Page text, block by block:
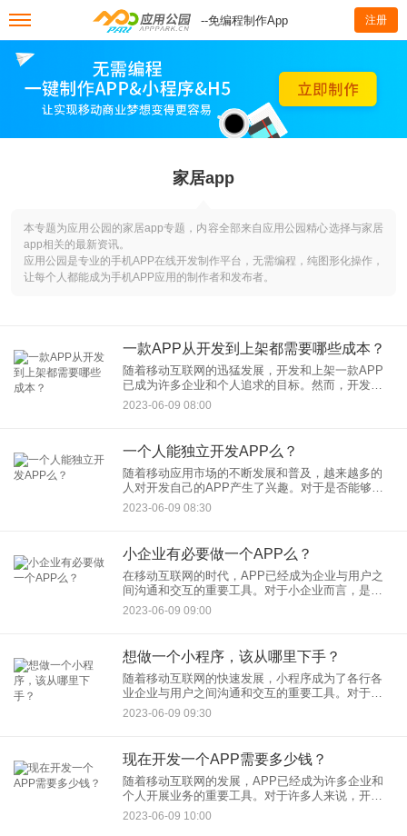
--免编程制作App 注册
家居app
本专题为应用公园的家居app专题，内容全部来自应用公园精心选择与家居
app相关的最新资讯。
应用公园是专业的手机APP在线开发制作平台，无需编程，纯图形化操作，
让每个人都能成为手机APP应用的制作者和发布者。
一款APP从开发到上架都需要哪些成本？
随着移动互联网的迅猛发展，开发和上架一款APP
已成为许多企业和个人追求的目标。然而，开发和
上架一款APP是一个复杂的过程，涉及到多个方面
的成本。下面是一些开发和上架APP时需要考虑的
2023-06-09 08:00
一个人能独立开发APP么？
随着移动应用市场的不断发展和普及，越来越多的
人对开发自己的APP产生了兴趣。对于是否能够独
立开发APP，答案是肯定的。事实上，很多成功的
应用都是由个人开发者或小团队独立完成的。以下
2023-06-09 08:30
小企业有必要做一个APP么？
在移动互联网的时代，APP已经成为企业与用户之
间沟通和交互的重要工具。对于小企业而言，是否
有必要开发一个APP是一个值得探讨的问题。以下
是一些观点，帮助我们理解小企业开发APP的必要
2023-06-09 09:00
想做一个小程序，该从哪里下手？
随着移动互联网的快速发展，小程序成为了各行各
业企业与用户之间沟通和交互的重要工具。对于想
要做一个小程序的人来说，下面是一些建议，帮助
你从头开始着手开发一个小程序：
2023-06-09 09:30
现在开发一个APP需要多少钱？
随着移动互联网的发展，APP已经成为许多企业和
个人开展业务的重要工具。对于许多人来说，开发
一个APP是一个具有吸引力的想法，但是经济成本
往往是考虑的一个重要因素。那么，现在开发一个
2023-06-09 10:00